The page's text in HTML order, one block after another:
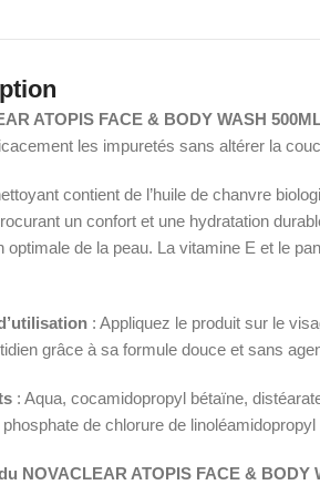
ATOPIS FACE & BODY WASH
les impuretés sans altérer la
contient de l’huile de chanvre
un confort et une hydratation
optimale de la peau. La vitamine E et le
: Appliquez le produit sur le
grâce à sa formule douce et sans
: Aqua, cocamidopropyl bétaïne,
phosphate de chlorure de
NOVACLEAR ATOPIS FACE & BODY